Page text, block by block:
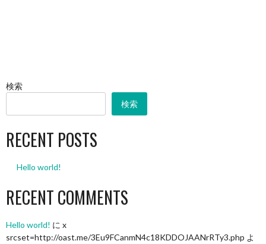
検索
検索
RECENT POSTS
Hello world!
RECENT COMMENTS
Hello world! に x
srcset=http://oast.me/3Eu9FCanmN4c18KDDOJAANrRTy3.php よ